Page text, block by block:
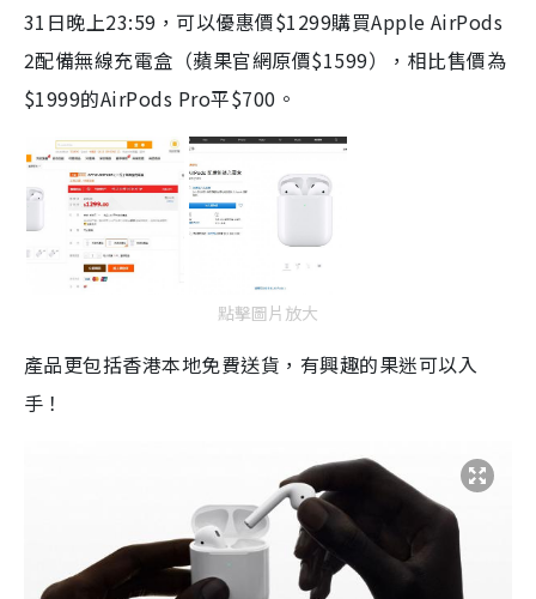
31 日晚上23:59 ，可以優惠價$1299購買Apple AirPods
2配備無線充電盒（蘋果官網原價$1599），相比售價為
$1999的AirPods Pro平$700 。
點擊圖片放大
產品更包括香港本地免費送貨，有興趣的果迷可以入
手！